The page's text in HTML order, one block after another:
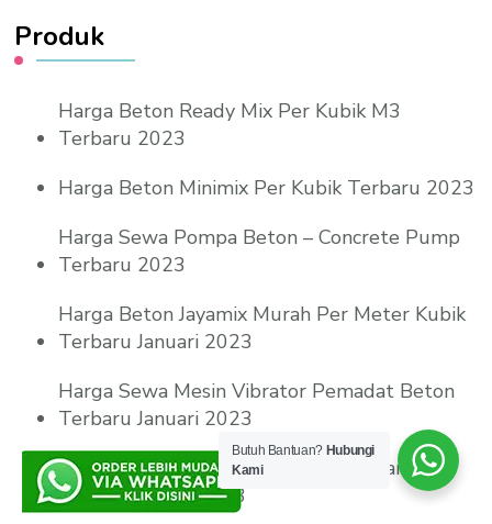
Produk
Harga Beton Ready Mix Per Kubik M3
Terbaru 2023
Harga Beton Minimix Per Kubik Terbaru 2023
Harga Sewa Pompa Beton – Concrete Pump
Terbaru 2023
Harga Beton Jayamix Murah Per Meter Kubik
Terbaru Januari 2023
Harga Sewa Mesin Vibrator Pemadat Beton
Terbaru Januari 2023
Harga Jasa Trowel Floor Hardener Lantai
Beton Terbaru 2023
Butuh Bantuan? Hubungi
Kami